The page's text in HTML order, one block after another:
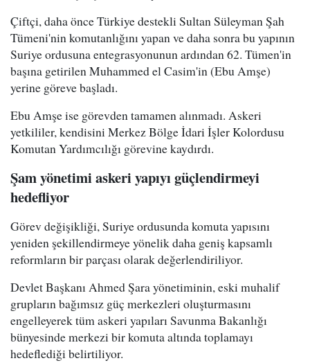
Çiftçi, daha önce Türkiye destekli Sultan Süleyman Şah
Tümeni'nin komutanlığını yapan ve daha sonra bu yapının
Suriye ordusuna entegrasyonunun ardından 62. Tümen'in
başına getirilen Muhammed el Casim'in (Ebu Amşe)
yerine göreve başladı.
Ebu Amşe ise görevden tamamen alınmadı. Askeri
yetkililer, kendisini Merkez Bölge İdari İşler Kolordusu
Komutan Yardımcılığı görevine kaydırdı.
Şam yönetimi askeri yapıyı güçlendirmeyi
hedefliyor
Görev değişikliği, Suriye ordusunda komuta yapısını
yeniden şekillendirmeye yönelik daha geniş kapsamlı
reformların bir parçası olarak değerlendiriliyor.
Devlet Başkanı Ahmed Şara yönetiminin, eski muhalif
grupların bağımsız güç merkezleri oluşturmasını
engelleyerek tüm askeri yapıları Savunma Bakanlığı
bünyesinde merkezi bir komuta altında toplamayı
hedeflediği belirtiliyor.